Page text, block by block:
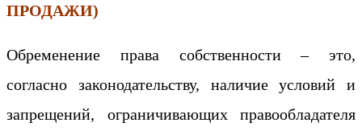
ПРОДАЖИ)
Обременение права собственности – это,
согласно законодательству, наличие условий и
запрещений, ограничивающих правообладателя